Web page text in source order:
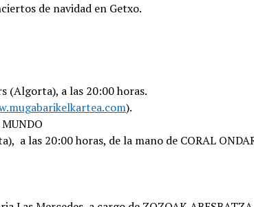
de navidad en Getxo.
(Algorta), a las 20:00 horas.
).
a las 20:00 horas, de la mano de CORAL